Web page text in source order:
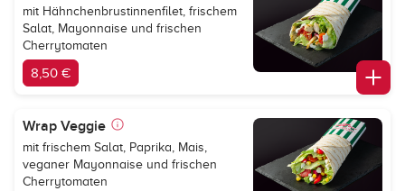
mit Hähnchenbrustinnenfilet, frischem
Salat, Mayonnaise und frischen
Cherrytomaten
8,50 €
Wrap Veggie
mit frischem Salat, Paprika, Mais,
veganer Mayonnaise und frischen
Cherrytomaten